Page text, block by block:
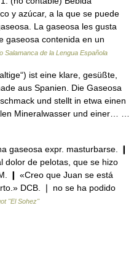
y azúcar, a la que se puede
La gaseosa les gusta
gaseosa contenida en un
Salamanca de la Lengua Española
ist eine klare, gesüßte,
aus Spanien. Die Gaseosa
und stellt in etwa einen
Mineralwasser und einer… …
gaseosa expr. masturbarse. ❙
dolor de pelotas, que se hizo
❙ «Creo que Juan se está
DCB. ❘ no se ha podido
"El Sohez"